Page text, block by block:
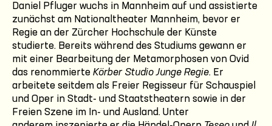
Daniel Pfluger wuchs in Mannheim auf und assistierte
zunächst am Nationaltheater Mannheim, bevor er
Regie an der Zürcher Hochschule der Künste
studierte. Bereits während des Studiums gewann er
mit einer Bearbeitung der Metamorphosen von Ovid
das renommierte Körber Studio Junge Regie. Er
arbeitete seitdem als Freier Regisseur für Schauspiel
und Oper in Stadt- und Staatstheatern sowie in der
Freien Szene im In- und Ausland. Unter